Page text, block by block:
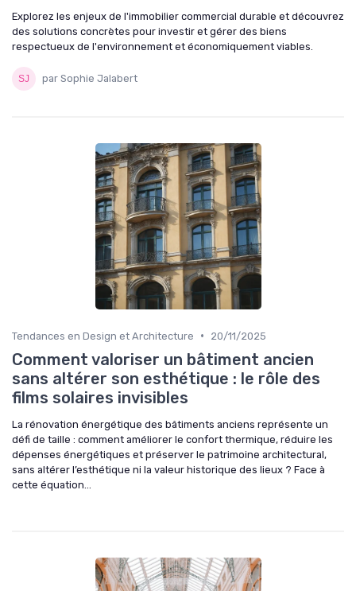
Explorez les enjeux de l'immobilier commercial durable et découvrez
des solutions concrètes pour investir et gérer des biens
respectueux de l'environnement et économiquement viables.
par Sophie Jalabert
Tendances en Design et Architecture • 20/11/2025
Comment valoriser un bâtiment ancien
sans altérer son esthétique : le rôle des
films solaires invisibles
La rénovation énergétique des bâtiments anciens représente un
défi de taille : comment améliorer le confort thermique, réduire les
dépenses énergétiques et préserver le patrimoine architectural,
sans altérer l’esthétique ni la valeur historique des lieux ? Face à
cette équation...